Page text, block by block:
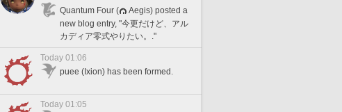
Quantum Four (
Aegis) posted a
new blog entry, "今更だけど、アル
カディア零式やりたい。."
Today 01:06
puee (Ixion) has been formed.
Today 01:05